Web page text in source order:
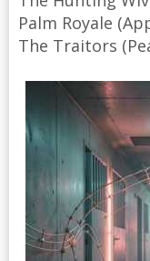
Palm Royale
The Traitors